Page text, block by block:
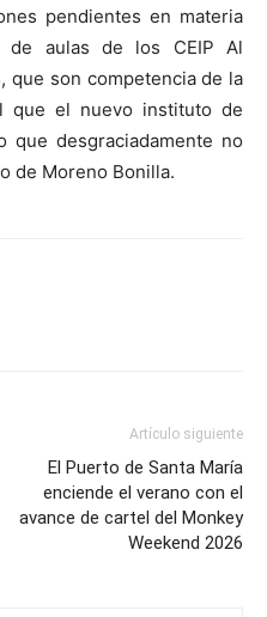
pendientes en materia
de aulas de los CEIP Al
que son competencia de la
que el nuevo instituto de
que desgraciadamente no
de Moreno Bonilla.
Artículo siguiente
El Puerto de Santa María
enciende el verano con el
avance de cartel del Monkey
Weekend 2026